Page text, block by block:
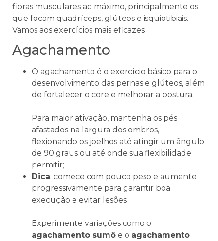
fibras musculares ao máximo, principalmente os
que focam quadríceps, glúteos e isquiotibiais.
Vamos aos exercícios mais eficazes:
Agachamento
O agachamento é o exercício básico para o
desenvolvimento das pernas e glúteos, além
de fortalecer o core e melhorar a postura.
Para maior ativação, mantenha os pés
afastados na largura dos ombros,
flexionando os joelhos até atingir um ângulo
de 90 graus ou até onde sua flexibilidade
permitir;
Dica: comece com pouco peso e aumente
progressivamente para garantir boa
execução e evitar lesões.
Experimente variações como o
agachamento sumô e o agachamento